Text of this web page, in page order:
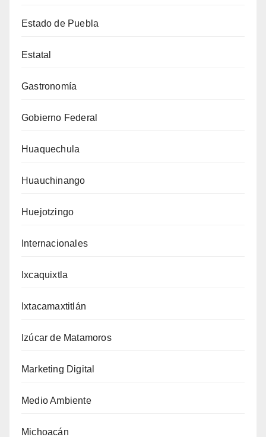
Estado de Puebla
Estatal
Gastronomía
Gobierno Federal
Huaquechula
Huauchinango
Huejotzingo
Internacionales
Ixcaquixtla
Ixtacamaxtitlán
Izúcar de Matamoros
Marketing Digital
Medio Ambiente
Michoacán